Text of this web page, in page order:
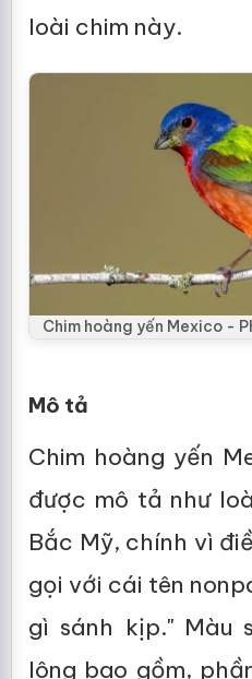
loài chim này.
Chim hoàng yến Mexico -
Mô tả
Chim hoàng yến
được mô tả như
Bắc Mỹ, chính vì
gọi với cái tên
gì sánh kịp." Màu
lông bao gồm,